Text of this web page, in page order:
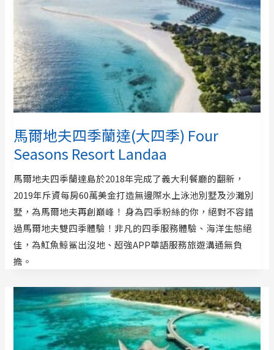
馬爾地夫四季蘭達(大四季) Four
Seasons Resort Landaa
馬爾地夫四季蘭達島於2018年完成了義大利餐廳的翻新，
2019年斥資每房60萬美金打造無邊際水上泳池別墅及沙灘別
墅，為馬爾地夫再創巔峰！ 身為四季粉絲的你，絕對不容錯
過馬爾地夫雙四季體驗！非凡的四季服務體驗、海洋生態絕
佳，為魟魚鯨鯊出沒地、超強APP華語服務旅遊溝通無負
擔。